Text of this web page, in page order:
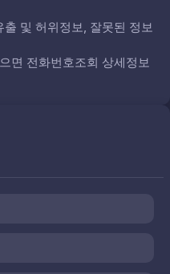
및 허위정보, 잘못된 정보
면 전화번호조회 상세정보